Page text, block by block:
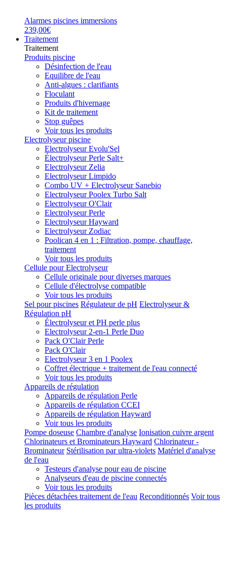
Alarmes piscines immersions
239,00€
Traitement
Traitement
Produits piscine
Désinfection de l'eau
Equilibre de l'eau
Anti-algues : clarifiants
Floculant
Produits d'hivernage
Kit de traitement
Stop guêpes
Voir tous les produits
Electrolyseur piscine
Electrolyseur Evolu'Sel
Électrolyseur Perle Salt+
Electrolyseur Zelia
Electrolyseur Limpido
Combo UV + Electrolyseur Sanebio
Electrolyseur Poolex Turbo Salt
Electrolyseur O'Clair
Electrolyseur Perle
Electrolyseur Hayward
Electrolyseur Zodiac
Poolican 4 en 1 : Filtration, pompe, chauffage,
traitement
Voir tous les produits
Cellule pour Electrolyseur
Cellule originale pour diverses marques
Cellule d'électrolyse compatible
Voir tous les produits
Sel pour piscines Régulateur de pH Electrolyseur &
Régulation pH
Électrolyseur et PH perle plus
Electrolyseur 2-en-1 Perle Duo
Pack O'Clair Perle
Pack O'Clair
Electrolyseur 3 en 1 Poolex
Coffret électrique + traitement de l'eau connecté
Voir tous les produits
Appareils de régulation
Appareils de régulation Perle
Appareils de régulation CCEI
Appareils de régulation Hayward
Voir tous les produits
Pompe doseuse Chambre d'analyse Ionisation cuivre argent
Chlorinateurs et Brominateurs Hayward Chlorinateur -
Brominateur Stérilisation par ultra-violets Matériel d'analyse
de l'eau
Testeurs d'analyse pour eau de piscine
Analyseurs d'eau de piscine connectés
Voir tous les produits
Pièces détachées traitement de l'eau Reconditionnés Voir tous
les produits